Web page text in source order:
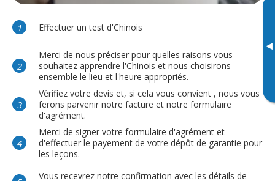
▸
Effectuer un test d'Chinois
Merci de nous préciser pour quelles raisons vous
souhaitez apprendre l'Chinois et nous choisirons
ensemble le lieu et l'heure appropriés.
Vérifiez votre devis et, si cela vous convient , nous vous
ferons parvenir notre facture et notre formulaire
d'agrément.
Merci de signer votre formulaire d'agrément et
d'effectuer le payement de votre dépôt de garantie pour
les leçons.
Vous recevrez notre confirmation avec les détails de